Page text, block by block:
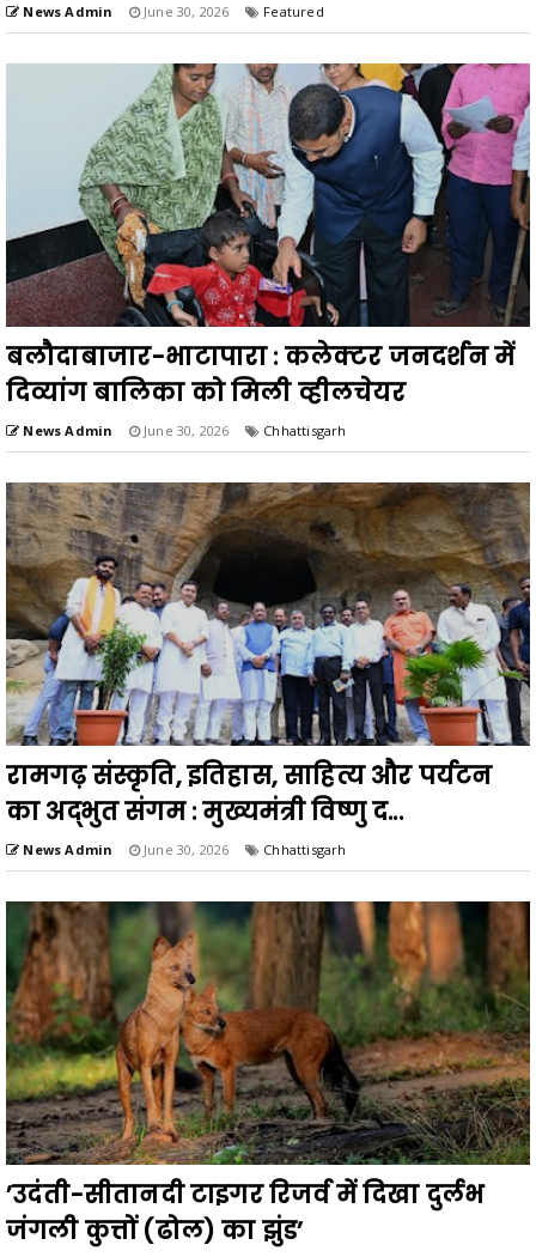
News Admin June 30, 2026 Featured
बलौदाबाजार-भाटापारा : कलेक्टर जनदर्शन में
दिव्यांग बालिका को मिली व्हीलचेयर
News Admin June 30, 2026 Chhattisgarh
रामगढ़ संस्कृति, इतिहास, साहित्य और पर्यटन
का अद्भुत संगम : मुख्यमंत्री विष्णु द...
News Admin June 30, 2026 Chhattisgarh
’उदंती-सीतानदी टाइगर रिजर्व में दिखा दुर्लभ
जंगली कुत्तों (ढोल) का झुंड’